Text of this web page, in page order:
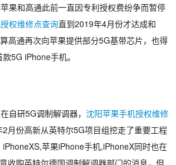
苹果和高通此前一直因专利授权费纷争而暂停
权维修点查询直到2019年4月份才达成和
高通再次向苹果提供部分5G基带芯片，也得
5G iPhone手机。
研5G调制解调器， 沈阳苹果手机授权维修
月份高新从英特尔5G项目组挖走了重要工程
iPhoneXS,苹果iPhone手机,iPhoneX同时也在
收购英特尔德国调制解调器部门的消息，但